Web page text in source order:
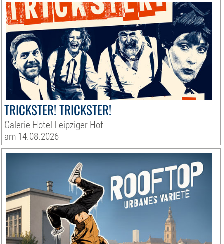
TRICKSTER! TRICKSTER!
Galerie Hotel Leipziger Hof
am 14.08.2026